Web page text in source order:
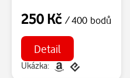
250 Kč / 400 bodů
Detail
Ukázka: